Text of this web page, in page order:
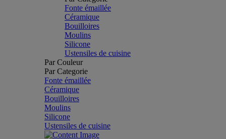
Fonte émaillée
Céramique
Bouilloires
Moulins
Silicone
Ustensiles de cuisine
Par Couleur
Par Categorie
Fonte émaillée
Céramique
Bouilloires
Moulins
Silicone
Ustensiles de cuisine